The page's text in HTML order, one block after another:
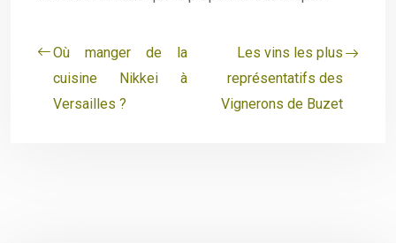
Où manger de la
cuisine Nikkei à
Versailles ?
Les vins les plus
représentatifs des
Vignerons de Buzet